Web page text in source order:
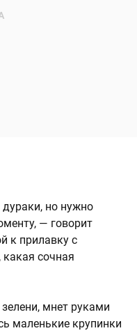
но нужно
— говорит
к прилавку с
сочная
мнет руками
маленькие крупинки